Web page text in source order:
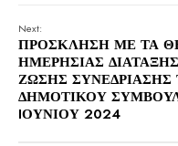
Next:
ΠΡΟΣΚΛΗΣΗ ΜΕ ΤΑ
ΗΜΕΡΗΣΙΑΣ
ΖΩΣΗΣ ΣΥΝΕΔΡΙΑΣΗΣ
ΔΗΜΟΤΙΚΟΥ
IΟΥΝΙΟΥ 2024